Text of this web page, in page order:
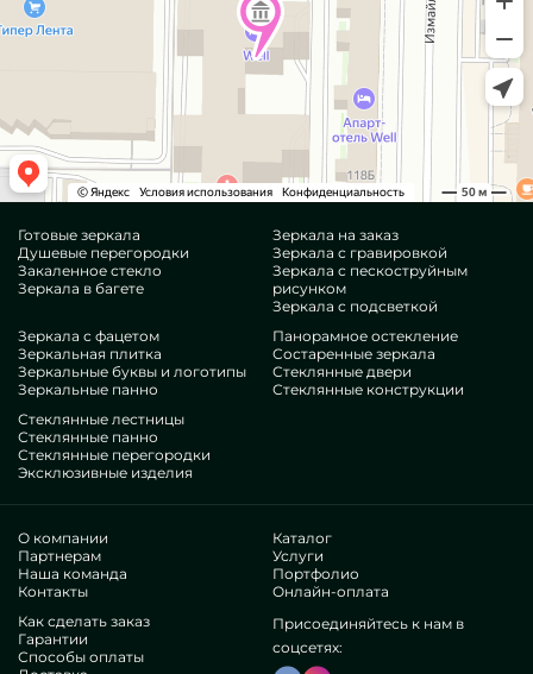
Готовые зеркала
Душевые перегородки
Закаленное стекло
Зеркала в багете
Зеркала на заказ
Зеркала с гравировкой
Зеркала с пескоструйным
рисунком
Зеркала с подсветкой
Зеркала с фацетом
Зеркальная плитка
Зеркальные буквы и логотипы
Зеркальные панно
Панорамное остекление
Состаренные зеркала
Стеклянные двери
Стеклянные конструкции
Стеклянные лестницы
Стеклянные панно
Стеклянные перегородки
Эксклюзивные изделия
О компании
Партнерам
Наша команда
Контакты
Каталог
Услуги
Портфолио
Онлайн-оплата
Как сделать заказ
Гарантии
Способы оплаты
Присоединяйтесь к нам в
соцсетях: